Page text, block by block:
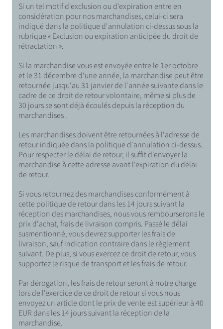
Si un tel motif d'exclusion ou d'expiration entre en
considération pour nos marchandises, celui-ci sera
indiqué dans la politique d'annulation ci-dessus sous la
rubrique « Exclusion ou expiration anticipée du droit de
rétractation ».
Si la marchandise vous est envoyée entre le 1er octobre
et le 31 décembre d'une année, la marchandise peut être
retournée jusqu'au 31 janvier de l'année suivante dans le
cadre de ce droit de retour volontaire, même si plus de
30 jours se sont déjà écoulés depuis la réception du
marchandises .
Les marchandises doivent être retournées à l'adresse de
retour indiquée dans la politique d'annulation ci-dessus.
Pour respecter le délai de retour, il suffit d'envoyer la
marchandise à cette adresse avant l'expiration du délai
de retour.
Si vous retournez des marchandises conformément à
cette politique de retour dans les 14 jours suivant la
réception des marchandises, nous vous rembourserons le
prix d'achat, frais de livraison compris. Passé le délai
susmentionné, vous devrez supporter les frais de
livraison, sauf indication contraire dans le règlement
suivant. De plus, si vous exercez ce droit de retour, vous
supportez le risque de transport et les frais de retour.
Par dérogation, les frais de retour seront à notre charge
lors de l'exercice de ce droit de retour si vous nous
envoyez un article dont le prix de vente est supérieur à 40
EUR dans les 14 jours suivant la réception de la
marchandise.